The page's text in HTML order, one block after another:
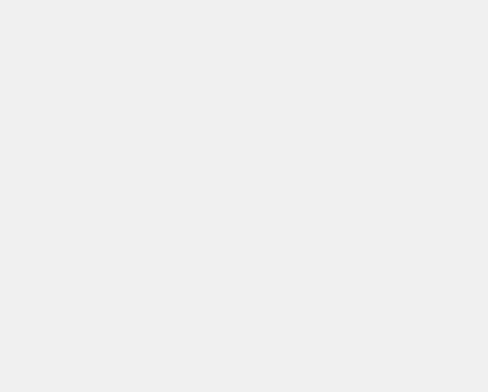
Konstrukční prvky jsou
RAL 9002. Požární
okna a průmyslová sekční
panely o tloušťce
U= 0,19 W/m2K.
polovině haly a stříbrné RAL
kotvený přes polystyrenový
plechu. Celková
plechu v barvě